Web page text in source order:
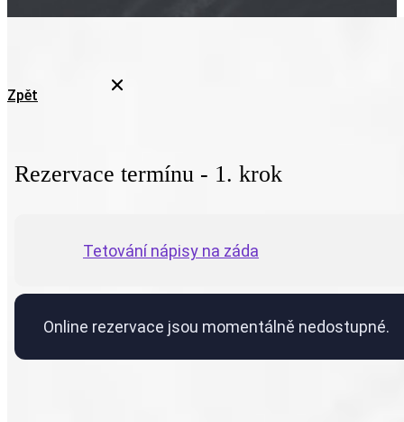
Zpět
Rezervace termínu - 1. krok
Tetování nápisy na záda
Online rezervace jsou momentálně nedostupné.